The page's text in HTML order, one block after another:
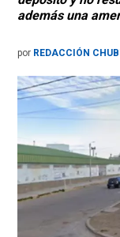
además una
por REDACCIÓN